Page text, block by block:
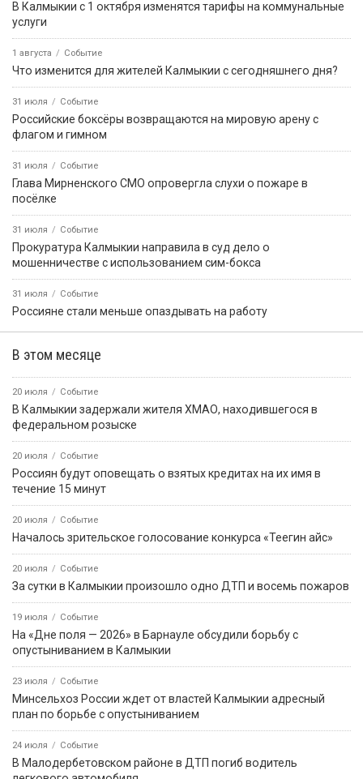
В Калмыкии с 1 октября изменятся тарифы на коммунальные
услуги
1 августа Событие
Что изменится для жителей Калмыкии с сегодняшнего дня?
31 июля Событие
Российские боксёры возвращаются на мировую арену с
флагом и гимном
31 июля Событие
Глава Мирненского СМО опровергла слухи о пожаре в
посёлке
31 июля Событие
Прокуратура Калмыкии направила в суд дело о
мошенничестве с использованием сим-бокса
31 июля Событие
Россияне стали меньше опаздывать на работу
В этом месяце
20 июля Событие
В Калмыкии задержали жителя ХМАО, находившегося в
федеральном розыске
20 июля Событие
Россиян будут оповещать о взятых кредитах на их имя в
течение 15 минут
20 июля Событие
Началось зрительское голосование конкурса «Теегин айс»
20 июля Событие
За сутки в Калмыкии произошло одно ДТП и восемь пожаров
19 июля Событие
На «Дне поля — 2026» в Барнауле обсудили борьбу с
опустыниванием в Калмыкии
23 июля Событие
Минсельхоз России ждет от властей Калмыкии адресный
план по борьбе с опустыниванием
24 июля Событие
В Малодербетовском районе в ДТП погиб водитель